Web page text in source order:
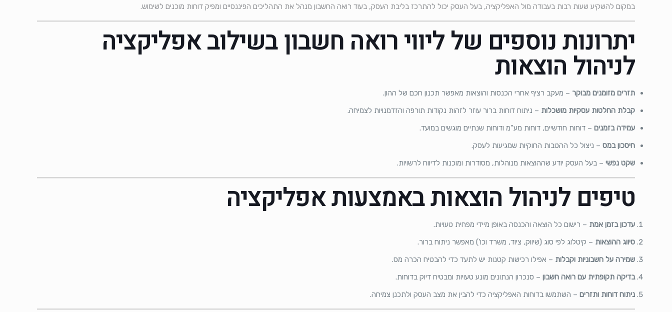
במקום להשקיע שעות רבות בעבודה מול האפליקציה, בעל העסק יכול להתרכז בליבת העסק, בעוד רואה החשבון מנהל את התהליכים הפיננסיים ומפיק דוחות מוכנים לשימוש.
יתרונות נוספים של ליווי רואה חשבון בשילוב אפליקציה
לניהול הוצאות
תזרים מזומנים מבוקר – מעקב רציף אחרי הכנסות והוצאות מאפשר תכנון חכם של ההון.
קבלת החלטות עסקיות מושכלות – ניתוח דוחות ברור עוזר לזהות נקודות תורפה והזדמנויות לצמיחה.
עמידה בזמנים – דוחות חודשיים, דוחות מע"מ ודוחות שנתיים מוגשים במועד.
חיסכון במס – ניצול כל ההטבות החוקיות שמגיעות לעסק.
שקט נפשי – בעל העסק יודע שההוצאות מנוהלות, מסודרות ומוכנות לדיווח לרשויות.
טיפים לניהול הוצאות באמצעות אפליקציה
עדכון בזמן אמת – רישום כל הוצאה והכנסה באופן מיידי מפחית טעויות.
סיווג ההוצאות – קיטלוג לפי סוג (שיווק, ציוד, משרד וכו') מאפשר ניתוח ברור.
שמירה על חשבוניות וקבלות – אפילו רכישות קטנות יש לתעד כדי להבטיח הכרה מס.
בדיקה תקופתית עם רואה חשבון – סנכרון הנתונים מונע טעויות ומבטיח דיוק בדוחות.
ניתוח דוחות ותזרים – השתמשו בדוחות האפליקציה כדי להבין את מצב העסק ולתכנן צמיחה.